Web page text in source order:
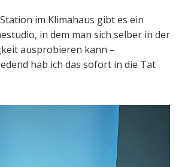
im Klimahaus gibt es ein
in dem man sich selber in der
ausprobieren kann –
hab ich das sofort in die Tat